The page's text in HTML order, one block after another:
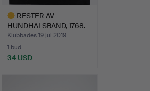
RESTER AV
HUNDHALSBAND, 1768.
Klubbades 19 jul 2019
1 bud
34 USD